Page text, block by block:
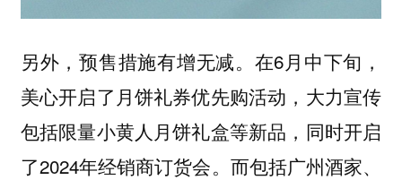
另外，预售措施有增无减。在6月中下旬，
美心开启了月饼礼券优先购活动，大力宣传
包括限量小黄人月饼礼盒等新品，同时开启
了2024年经销商订货会。而包括广州酒家、